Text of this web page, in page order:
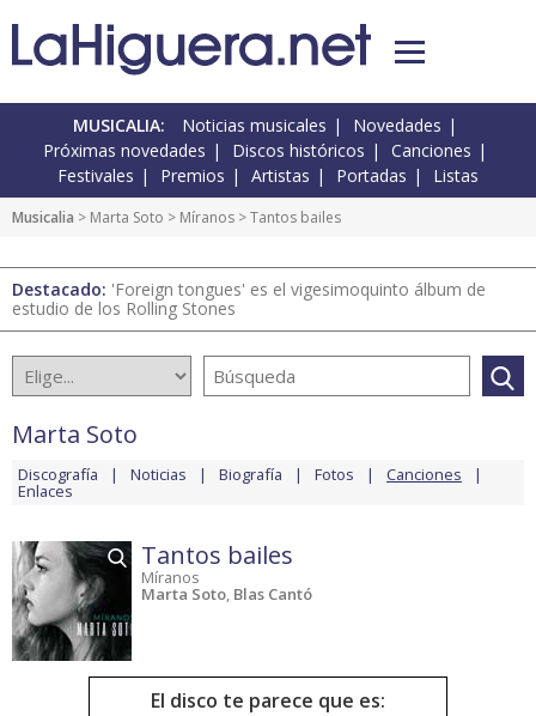
MUSICALIA: Noticias musicales
Novedades
Próximas novedades
Discos históricos
Canciones
Festivales
Premios Artistas Portadas Listas
Musicalia > Marta Soto > Míranos > Tantos bailes
Destacado: 'Foreign tongues' es el vigesimoquinto álbum de
estudio de los Rolling Stones
Marta Soto
Discografía Noticias Biografía Fotos Canciones
Enlaces
Tantos bailes
Míranos
Marta Soto, Blas Cantó
El disco te parece que es: